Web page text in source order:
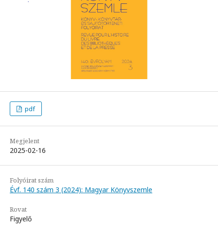
pdf
Megjelent
2025-02-16
Folyóirat szám
Évf. 140 szám 3 (2024): Magyar Könyvszemle
Rovat
Figyelő